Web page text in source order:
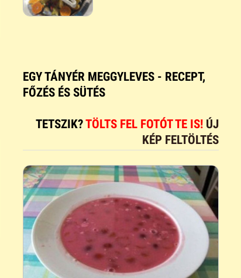
EGY TÁNYÉR MEGGYLEVES - RECEPT,
FŐZÉS ÉS SÜTÉS
TETSZIK?TÖLTS FEL FOTÓT TE IS! ÚJ
KÉP FELTÖLTÉS